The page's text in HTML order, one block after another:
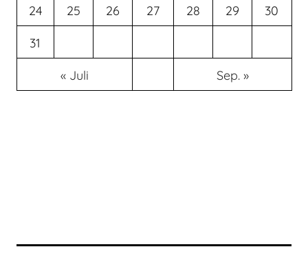
24 25 26 27 28 29 30
31
« Juli Sep. »